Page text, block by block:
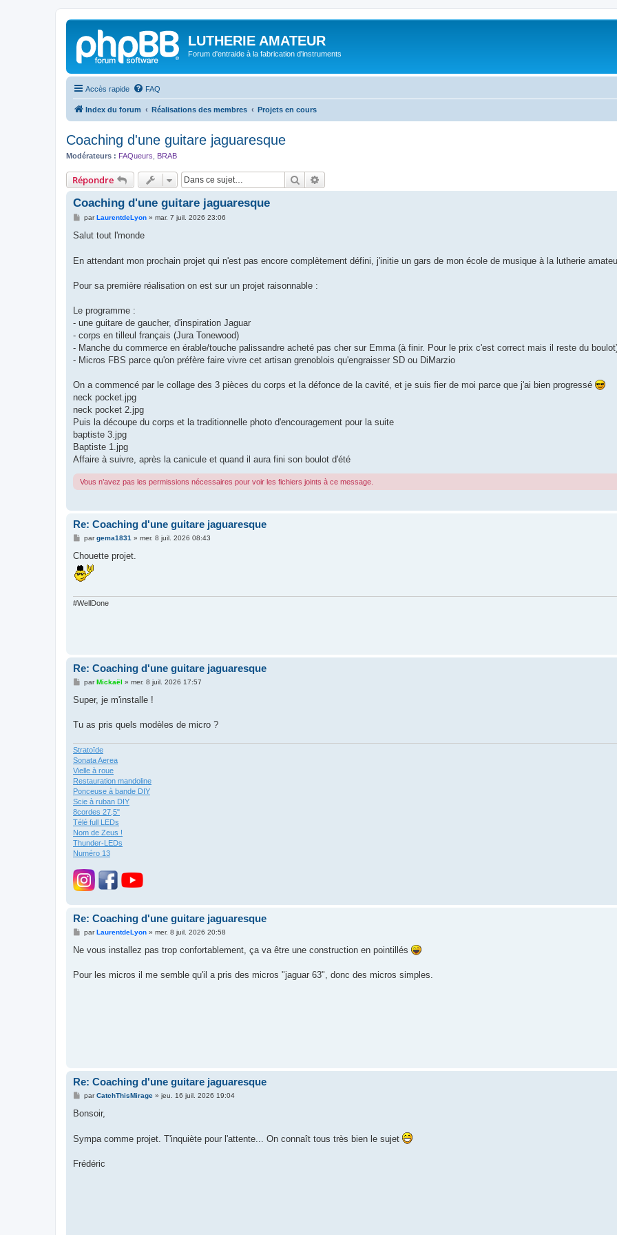
LUTHERIE AMATEUR
Forum d'entraide à la fabrication d'instruments
Accès rapide FAQ
Index du forum Réalisations des membres Projets en cours
Coaching d'une guitare jaguaresque
Modérateurs : FAQueurs BRAB
Répondre Rechercher
Coaching d'une guitare jaguaresque
M
s
g
e
parLaurentdeLyon» mar. 7 juil. 2026 23:06
Salut tout l'monde
En attendant mon prochain projet qui n'est pas encore complètement défini, j'initie un gars de mon école de musique à la lutherie
Pour sa première réalisation on est sur un projet raisonnable :
Le programme :
- une guitare de gaucher, d'inspiration Jaguar
- corps en tilleul français (Jura Tonewood)
- Manche du commerce en érable/touche palissandre acheté pas cher sur Emma (à finir. Pour le prix c'est correct mais il reste du
- Micros FBS parce qu'on préfère faire vivre cet artisan grenoblois qu'engraisser SD ou DiMarzio
On a commencé par le collage des 3 pièces du corps et la défonce de la cavité, et je suis fier de moi parce que j'ai bien progressé
neck pocket.jpg
neck pocket 2.jpg
Puis la découpe du corps et la traditionnelle photo d'encouragement pour la suite
baptiste 3.jpg
Baptiste 1.jpg
Affaire à suivre, après la canicule et quand il aura fini son boulot d'été
Vous n’avez pas les permissions nécessaires pour voir les fichiers joints à ce message.
Re: Coaching d'une guitare jaguaresque
M
s
a
g
pargema1831 » mer. 8 juil. 2026 08:43
Chouette projet.
#WellDone
Re: Coaching d'une guitare jaguaresque
M
s
s
g
parMickaël » mer. 8 juil. 2026 17:57
Super, je m'installe !
Tu as pris quels modèles de micro ?
Stratoïde
Sonata Aerea
Vielle à roue
Restauration mandoline
Ponceuse à bande DIY
Scie à ruban DIY
8cordes 27,5"
Télé full LEDs
Nom de Zeus !
Thunder-LEDs
Numéro 13
Re: Coaching d'une guitare jaguaresque
M
s
g
parLaurentdeLyon» mer. 8 juil. 2026 20:58
Ne vous installez pas trop confortablement, ça va être une construction en pointillés
Pour les micros il me semble qu'il a pris des micros "jaguar 63", donc des micros simples.
Re: Coaching d'une guitare jaguaresque
M
s
g
e
parCatchThisMirage» jeu. 16 juil. 2026 19:04
Bonsoir,
Sympa comme projet. T'inquiète pour l'attente... On connaît tous très bien le sujet
Frédéric